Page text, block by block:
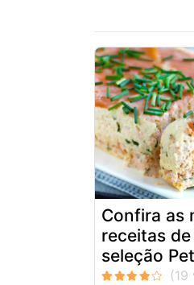
Confira as
receitas
seleção